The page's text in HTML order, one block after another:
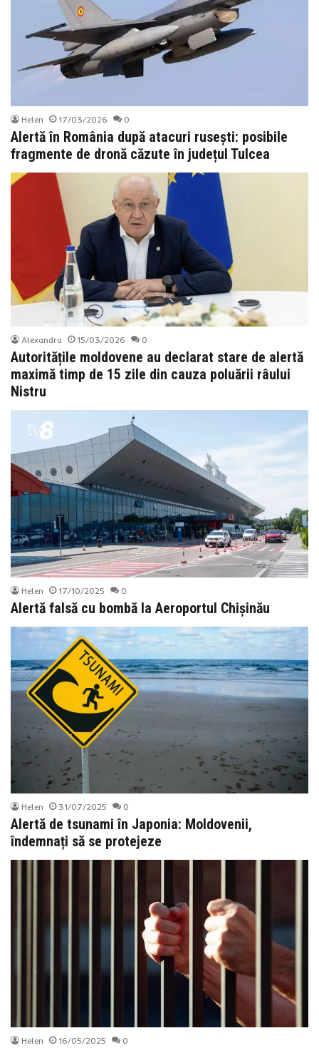
Helen 17/03/2026 0
Alertă în România după atacuri rusești: posibile
fragmente de dronă căzute în județul Tulcea
Alexandra 15/03/2026 0
Autoritățile moldovene au declarat stare de alertă
maximă timp de 15 zile din cauza poluării râului
Nistru
Helen 17/10/2025 0
Alertă falsă cu bombă la Aeroportul Chișinău
Helen 31/07/2025 0
Alertă de tsunami în Japonia: Moldovenii,
îndemnați să se protejeze
Helen 16/05/2025 0